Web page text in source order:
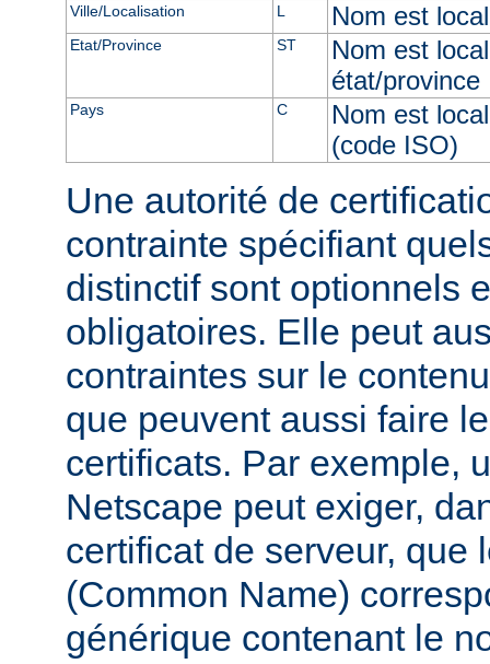
Ville/Localisation L Nom est
Etat/Province ST
Nom est
état/province
Pays C
Nom est
(code ISO)
Une autorité de
contrainte spécifiant
distinctif sont optionnels
obligatoires. Elle peut
contraintes sur le
que peuvent aussi faire
certificats. Par exemple,
Netscape peut exiger,
certificat de serveur, que
(Common Name)
générique contenant le